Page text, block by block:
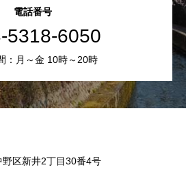
電話番号
5318-6050
：月～金 10時～20時
野区新井2丁目30番4号